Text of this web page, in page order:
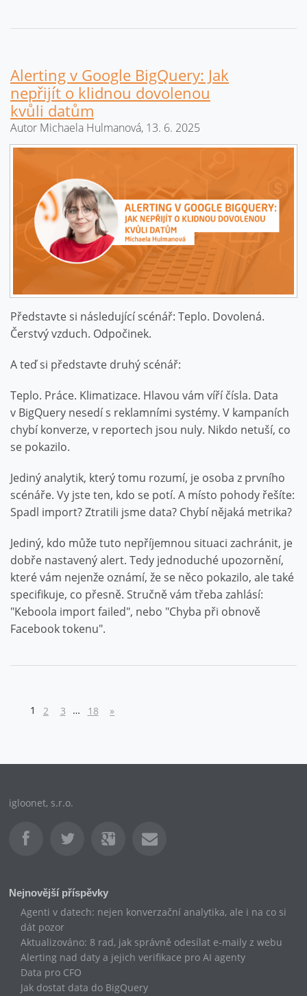
Alerting v Google BigQuery: Jak
nepřijít o klidnou dovolenou
kvůli datům
Autor Michaela Hulmanová, 13. 6. 2025
Představte si následující scénář: Teplo. Dovolená.
Čerstvý vzduch. Odpočinek.
A teď si představte druhý scénář:
Teplo. Práce. Klimatizace. Hlavou vám víří čísla. Data
v BigQuery nesedí s reklamními systémy. V kampaních
chybí konverze, v reportech jsou nuly. Nikdo netuší, co
se pokazilo.
Jediný analytik, který tomu rozumí, je osoba z prvního
scénáře. Vy jste ten, kdo se potí. A místo pohody řešíte:
Spadl import? Ztratili jsme data? Chybí nějaká metrika?
Jediný, kdo může tuto nepříjemnou situaci zachránit, je
dobře nastavený alert. Tedy jednoduché upozornění,
které vám nejenže oznámí, že se něco pokazilo, ale také
specifikuje, co přesně. Stručně vám třeba zahlásí:
"Keboola import failed", nebo "Chyba při obnově
Facebook tokenu".
1 2 3 … 18 »
igloonet, s.r.o.
Nejnovější příspěvky
Agenti v datech: nejen konverzační analytika, ale i na co si
dát pozor
Aktualizováno: 8 rad, jak správně odesílat e-maily z webu
Alerting nad daty a jejich verifikace pro AI agenty
Data pro CFO
Jak dostat data do BigQuery